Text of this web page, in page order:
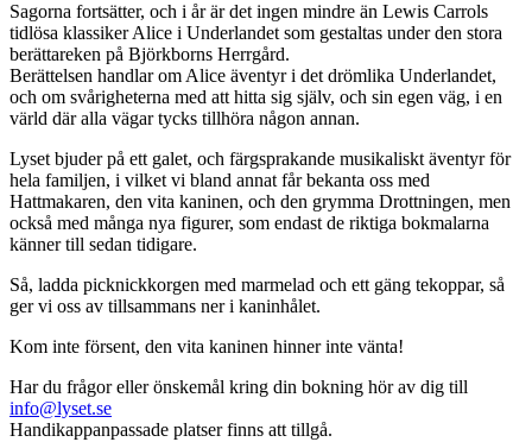
Sagorna fortsätter, och i år är det ingen mindre än Lewis Carrols
tidlösa klassiker Alice i Underlandet som gestaltas under den stora
berättareken på Björkborns Herrgård.
Berättelsen handlar om Alice äventyr i det drömlika Underlandet,
och om svårigheterna med att hitta sig själv, och sin egen väg, i en
värld där alla vägar tycks tillhöra någon annan.
Lyset bjuder på ett galet, och färgsprakande musikaliskt äventyr för
hela familjen, i vilket vi bland annat får bekanta oss med
Hattmakaren, den vita kaninen, och den grymma Drottningen, men
också med många nya figurer, som endast de riktiga bokmalarna
känner till sedan tidigare.
Så, ladda picknickkorgen med marmelad och ett gäng tekoppar, så
ger vi oss av tillsammans ner i kaninhålet.
Kom inte försent, den vita kaninen hinner inte vänta!
Har du frågor eller önskemål kring din bokning hör av dig till
info@lyset.se
Handikappanpassade platser finns att tillgå.